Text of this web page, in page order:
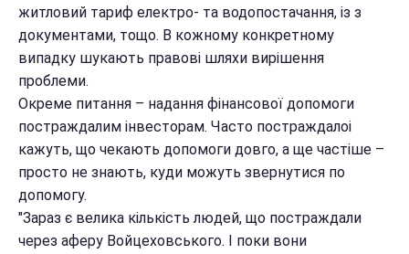
житловий тариф електро- та водопостачання, із з
документами, тощо. В кожному конкретному
випадку шукають правові шляхи вирішення
проблеми.
Окреме питання – надання фінансової допомоги
постраждалим інвесторам. Часто постраждалоі
кажуть, що чекають допомоги довго, а ще частіше –
просто не знають, куди можуть звернутися по
допомогу.
"Зараз є велика кількість людей, що постраждали
через аферу Войцеховського. І поки вони